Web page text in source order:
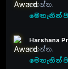
පතන්න.
මෙතැනින්
Harshana
පතන්න.
මෙතැනින්